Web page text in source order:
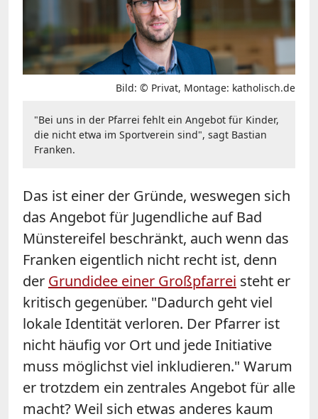
Bild: © Privat, Montage: katholisch.de
"Bei uns in der Pfarrei fehlt ein Angebot für Kinder,
die nicht etwa im Sportverein sind", sagt Bastian
Franken.
Das ist einer der Gründe, weswegen sich
das Angebot für Jugendliche auf Bad
Münstereifel beschränkt, auch wenn das
Franken eigentlich nicht recht ist, denn
der Grundidee einer Großpfarrei steht er
kritisch gegenüber. "Dadurch geht viel
lokale Identität verloren. Der Pfarrer ist
nicht häufig vor Ort und jede Initiative
muss möglichst viel inkludieren." Warum
er trotzdem ein zentrales Angebot für alle
macht? Weil sich etwas anderes kaum